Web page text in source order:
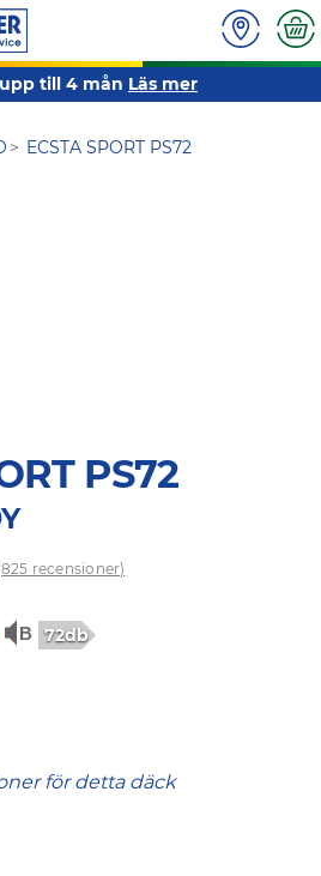
till 4 mån Läs mer
ECSTA SPORT PS72
PS72
recensioner)
72db
för detta däck